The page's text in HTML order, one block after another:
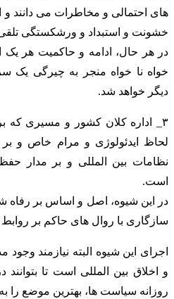
های احتمالی و مخاطرات می دانند و
خشونت و استبداد و ورشکستگی
در هر حال، ادامه و حاکمیت هر یک
خواه نا خواه منجر به چیرگی
دیگر خواهد شد.
۳_ اداره کلان کشور و مسیری
لحاظ ایدئولوژی و مرام خاص و بر
نظامات بین المللی و بر مدار
است.
در این شیوه، اصل و اساس بر رفاه
سازگاری با روال های حاکم بر
اجرای این شیوه البته نیازمند وجود
و اخلاق بین المللی است تا
روزانه سیاست ها، بهترین موضع را